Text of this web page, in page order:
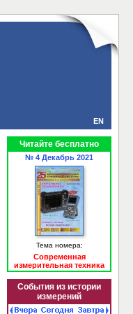
EN
Читайте бесплатно
№ 4 Декабрь 2021
Тема номера:
Современная
измерительная техника
События из истории
измерений